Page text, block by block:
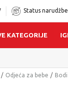
Status narudžbe
KATEGORIJE
Odjeća za bebe Bodi